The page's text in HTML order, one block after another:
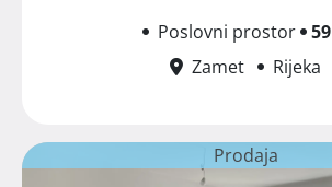
Poslovni prostor 59
Zamet
Rijeka
Prodaja